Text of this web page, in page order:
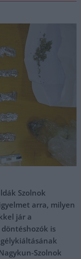
Szolnok
arra, milyen
jár a
is
Szolnok